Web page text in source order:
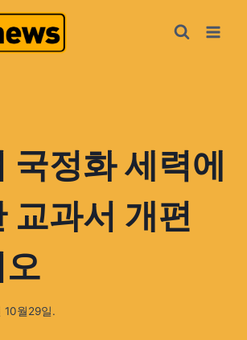
국정화 세력에
교과서 개편
10월29일.